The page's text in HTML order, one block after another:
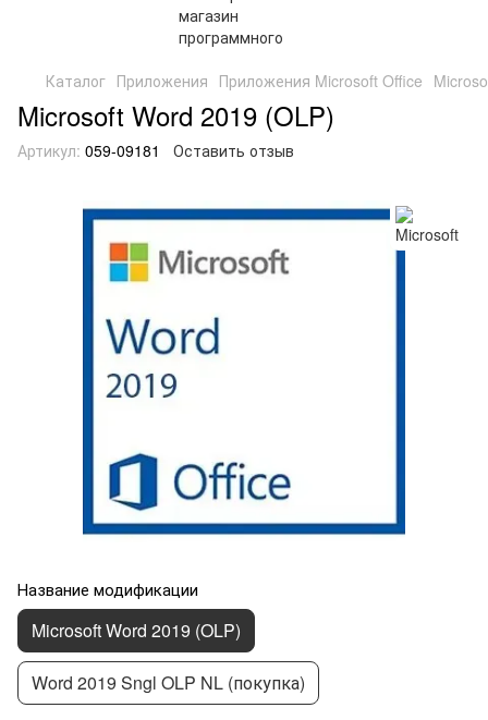
Каталог Приложения Приложения Microsoft Office
Microsoft Word 2019 (OLP)
Артикул: 059-09181 Оставить отзыв
Название модификации
Microsoft Word 2019 (OLP)
Word 2019 Sngl OLP NL (покупка)